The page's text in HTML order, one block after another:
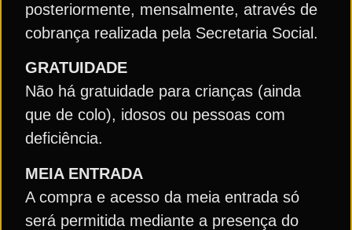
posteriormente, mensalmente, através de
cobrança realizada pela Secretaria Social.
GRATUIDADE
Não há gratuidade para crianças (ainda
que de colo), idosos ou pessoas com
deficiência.
MEIA ENTRADA
A compra e acesso da meia entrada só
será permitida mediante a presença do